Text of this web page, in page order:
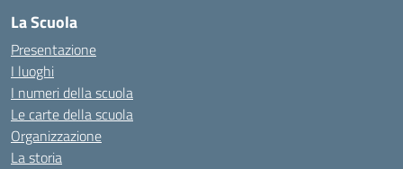
La Scuola
Presentazione
I luoghi
I numeri della scuola
Le carte della scuola
Organizzazione
La storia